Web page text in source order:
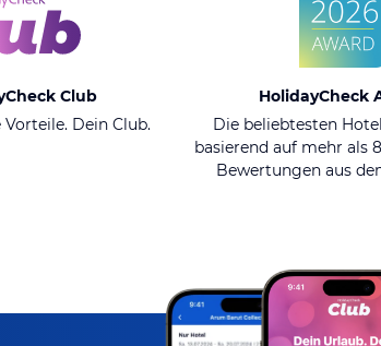
Club
Dein Club.
HolidayCheck
Die beliebtesten
basierend auf mehr als
Bewertungen aus